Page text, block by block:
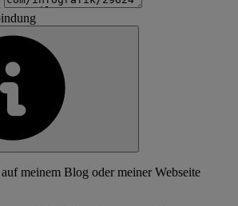
meinem Blog oder meiner Webseite